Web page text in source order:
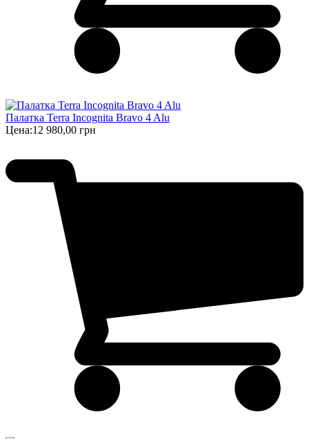
Палатка Terra Incognita Bravo 4 Alu
Цена:12 980,00 грн